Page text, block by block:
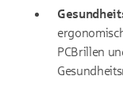
PCBrillen